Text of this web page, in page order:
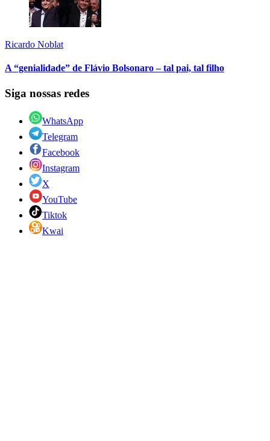
Ricardo Noblat
A “genialidade” de Flávio Bolsonaro – tal pai, tal filho
Siga nossas redes
WhatsApp
Telegram
Facebook
Instagram
X
YouTube
Tiktok
Kwai